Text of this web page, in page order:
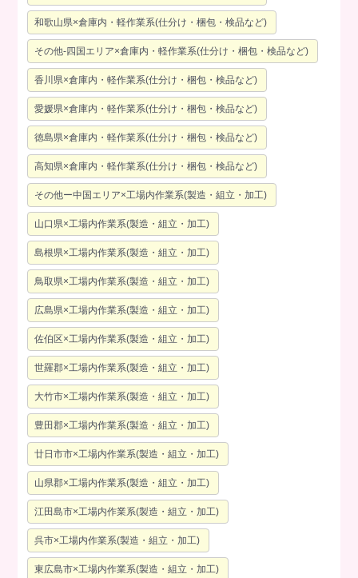
和歌山県×倉庫内・軽作業系(仕分け・梱包・検品など)
その他-四国エリア×倉庫内・軽作業系(仕分け・梱包・検品など)
香川県×倉庫内・軽作業系(仕分け・梱包・検品など)
愛媛県×倉庫内・軽作業系(仕分け・梱包・検品など)
徳島県×倉庫内・軽作業系(仕分け・梱包・検品など)
高知県×倉庫内・軽作業系(仕分け・梱包・検品など)
その他ー中国エリア×工場内作業系(製造・組立・加工)
山口県×工場内作業系(製造・組立・加工)
島根県×工場内作業系(製造・組立・加工)
鳥取県×工場内作業系(製造・組立・加工)
広島県×工場内作業系(製造・組立・加工)
佐伯区×工場内作業系(製造・組立・加工)
世羅郡×工場内作業系(製造・組立・加工)
大竹市×工場内作業系(製造・組立・加工)
豊田郡×工場内作業系(製造・組立・加工)
廿日市市×工場内作業系(製造・組立・加工)
山県郡×工場内作業系(製造・組立・加工)
江田島市×工場内作業系(製造・組立・加工)
呉市×工場内作業系(製造・組立・加工)
東広島市×工場内作業系(製造・組立・加工)